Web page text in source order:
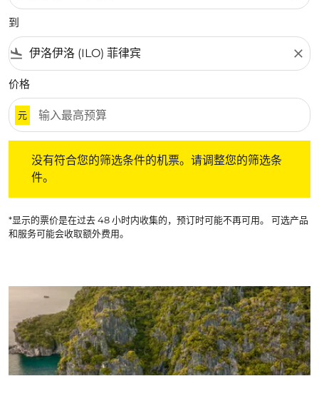
到
flight_land close
价格
元
没有符合您的筛选条件的机票。请调整您的筛选条
件。
*显示的票价是在过去 48 小时内收集的，预订时可能不再可用。 可选产品
和服务可能会收取额外费用。